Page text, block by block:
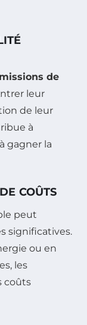
de
leur
de leur
à
gagner la
COÛTS
peut
significatives.
ou en
les
coûts